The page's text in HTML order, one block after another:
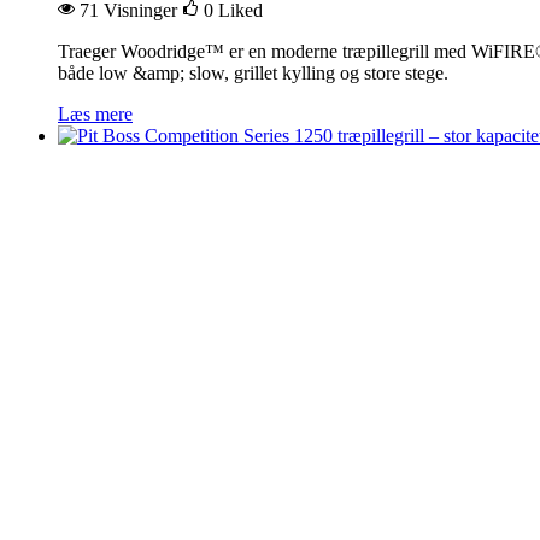
71 Visninger 0 Liked
Traeger Woodridge™ er en moderne træpillegrill med
både low &amp; slow, grillet kylling og store stege.
Læs mere